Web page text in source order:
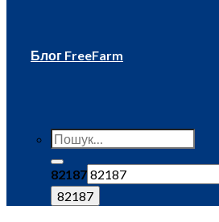
Блог FreeFarm
82187